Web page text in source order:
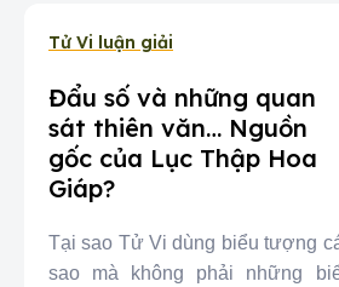
Tử Vi luận giải
Đẩu số và những quan
sát thiên văn… Nguồn
gốc của Lục Thập Hoa
Giáp?
Tại sao Tử Vi dùng biểu tượng
sao mà không phải những